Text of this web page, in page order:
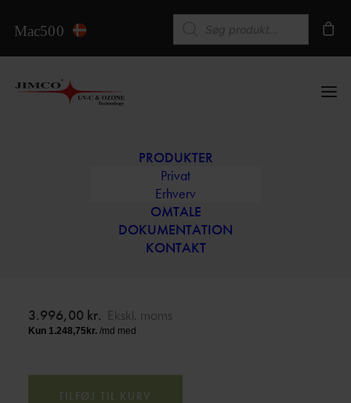
Products search
PRODUKTER
Privat
Erhverv
OMTALE
DOKUMENTATION
KONTAKT
MAC500s – Sort
Nedsæt sygefravær og hold indeklimaet fri for bakterier,
3.996,00 kr.
TILFØJ TIL KURV